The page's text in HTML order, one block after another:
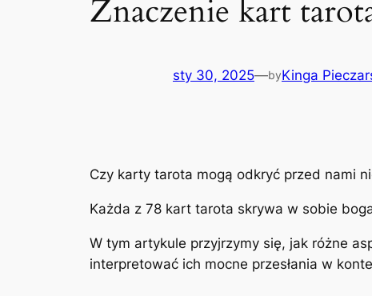
Znaczenie kart
sty 30, 2025—byKinga
Czy karty tarota mogą odkryć przed nami
Każda z 78 kart tarota skrywa w sobie
W tym artykule przyjrzymy się, jak różne
interpretować ich mocne przesłania w